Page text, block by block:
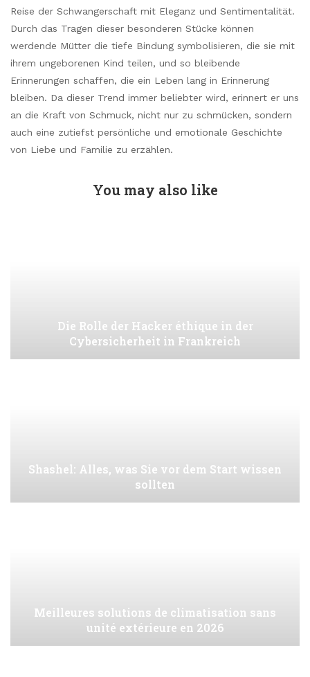
Reise der Schwangerschaft mit Eleganz und Sentimentalität.
Durch das Tragen dieser besonderen Stücke können
werdende Mütter die tiefe Bindung symbolisieren, die sie mit
ihrem ungeborenen Kind teilen, und so bleibende
Erinnerungen schaffen, die ein Leben lang in Erinnerung
bleiben. Da dieser Trend immer beliebter wird, erinnert er uns
an die Kraft von Schmuck, nicht nur zu schmücken, sondern
auch eine zutiefst persönliche und emotionale Geschichte
von Liebe und Familie zu erzählen.
You may also like
Die Rolle der Hacker éthique in der
Cybersicherheit in Frankreich
Shashel: Alles, was Sie vor dem Start wissen
sollten
Meilleures solutions de climatisation sans
unité extérieure en 2026